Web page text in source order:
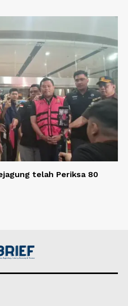
telah Periksa 80